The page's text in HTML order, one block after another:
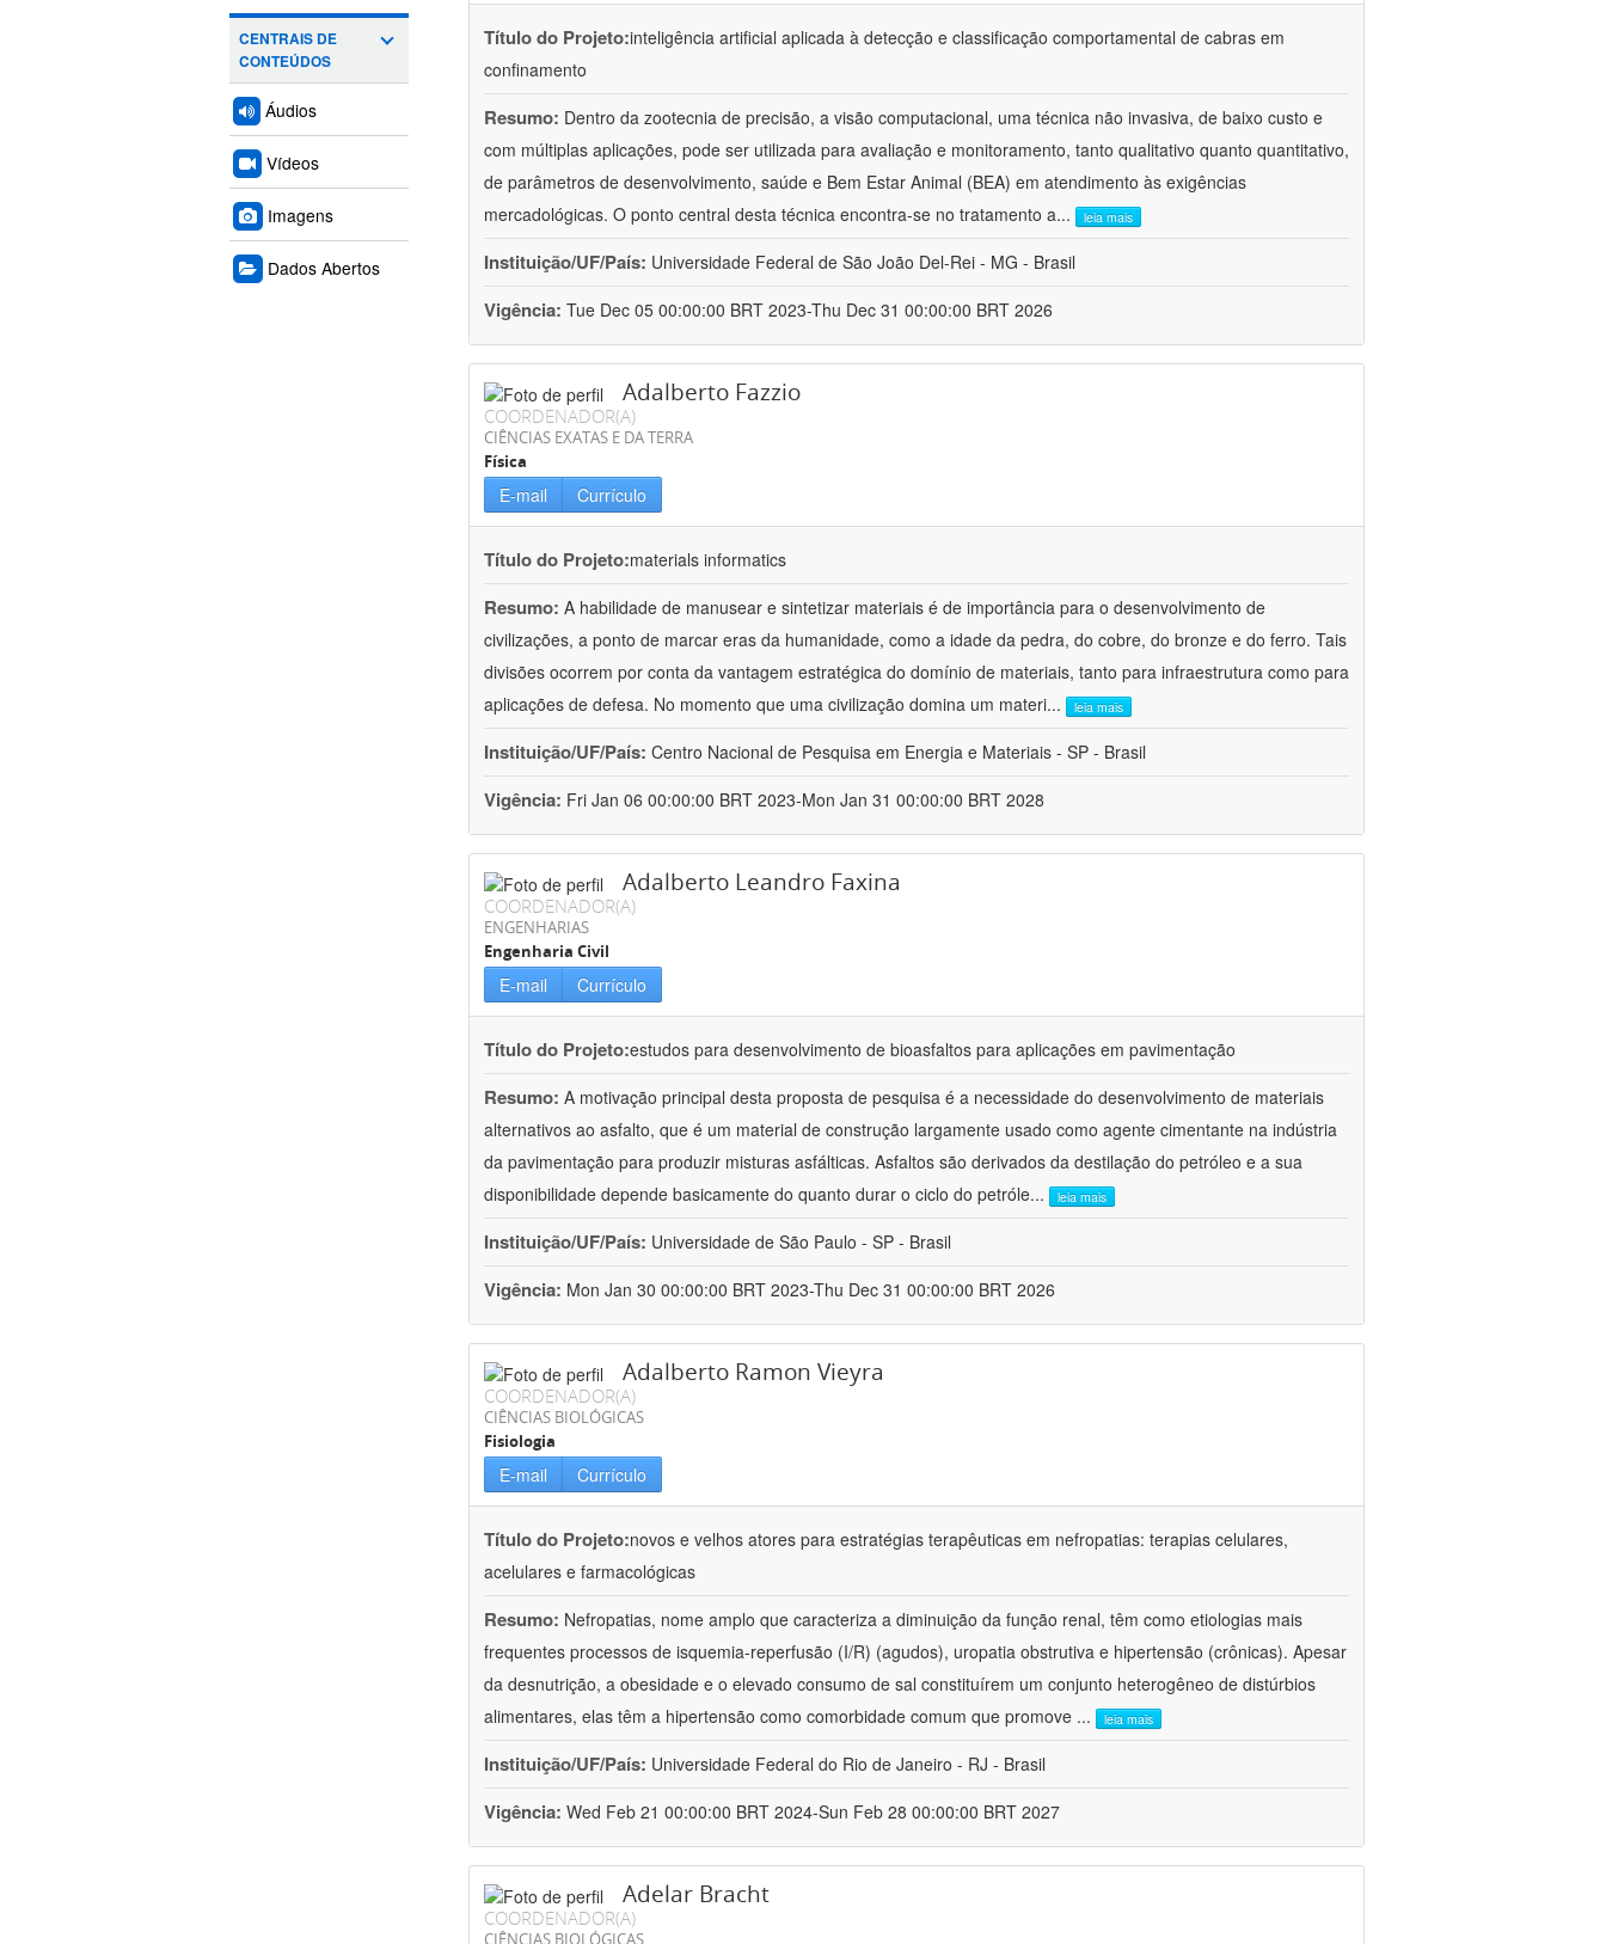
CENTRAIS DE
CONTEÚDOS
Áudios
Vídeos
Imagens
Dados Abertos
Título do Projeto:inteligência artificial aplicada à detecção e classificação comportamental de cabras em
confinamento
Resumo: Dentro da zootecnia de precisão, a visão computacional, uma técnica não invasiva, de baixo custo e
com múltiplas aplicações, pode ser utilizada para avaliação e monitoramento, tanto qualitativo quanto quantitativo,
de parâmetros de desenvolvimento, saúde e Bem Estar Animal (BEA) em atendimento às exigências
mercadológicas. O ponto central desta técnica encontra-se no tratamento a... leia mais
Instituição/UF/País: Universidade Federal de São João Del-Rei - MG - Brasil
Vigência: Tue Dec 05 00:00:00 BRT 2023-Thu Dec 31 00:00:00 BRT 2026
Adalberto Fazzio
COORDENADOR(A)
CIÊNCIAS EXATAS E DA TERRA
Física
E-mail Currículo
Título do Projeto:materials informatics
Resumo: A habilidade de manusear e sintetizar materiais é de importância para o desenvolvimento de
civilizações, a ponto de marcar eras da humanidade, como a idade da pedra, do cobre, do bronze e do ferro. Tais
divisões ocorrem por conta da vantagem estratégica do domínio de materiais, tanto para infraestrutura como para
aplicações de defesa. No momento que uma civilização domina um materi... leia mais
Instituição/UF/País: Centro Nacional de Pesquisa em Energia e Materiais - SP - Brasil
Vigência: Fri Jan 06 00:00:00 BRT 2023-Mon Jan 31 00:00:00 BRT 2028
Adalberto Leandro Faxina
COORDENADOR(A)
ENGENHARIAS
Engenharia Civil
E-mail Currículo
Título do Projeto:estudos para desenvolvimento de bioasfaltos para aplicações em pavimentação
Resumo: A motivação principal desta proposta de pesquisa é a necessidade do desenvolvimento de materiais
alternativos ao asfalto, que é um material de construção largamente usado como agente cimentante na indústria
da pavimentação para produzir misturas asfálticas. Asfaltos são derivados da destilação do petróleo e a sua
disponibilidade depende basicamente do quanto durar o ciclo do petróle... leia mais
Instituição/UF/País: Universidade de São Paulo - SP - Brasil
Vigência: Mon Jan 30 00:00:00 BRT 2023-Thu Dec 31 00:00:00 BRT 2026
Adalberto Ramon Vieyra
COORDENADOR(A)
CIÊNCIAS BIOLÓGICAS
Fisiologia
E-mail Currículo
Título do Projeto:novos e velhos atores para estratégias terapêuticas em nefropatias: terapias celulares,
acelulares e farmacológicas
Resumo: Nefropatias, nome amplo que caracteriza a diminuição da função renal, têm como etiologias mais
frequentes processos de isquemia-reperfusão (I/R) (agudos), uropatia obstrutiva e hipertensão (crônicas). Apesar
da desnutrição, a obesidade e o elevado consumo de sal constituírem um conjunto heterogêneo de distúrbios
alimentares, elas têm a hipertensão como comorbidade comum que promove ... leia mais
Instituição/UF/País: Universidade Federal do Rio de Janeiro - RJ - Brasil
Vigência: Wed Feb 21 00:00:00 BRT 2024-Sun Feb 28 00:00:00 BRT 2027
Adelar Bracht
COORDENADOR(A)
CIÊNCIAS BIOLÓGICAS